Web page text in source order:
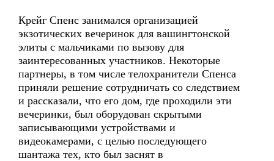
Крейг Спенс занимался организацией
экзотических вечеринок для вашингтонской
элиты с мальчиками по вызову для
заинтересованных участников. Некоторые
партнеры, в том числе телохранители Спенса
приняли решение сотрудничать со следствием
и рассказали, что его дом, где проходили эти
вечеринки, был оборудован скрытыми
записывающими устройствами и
видеокамерами, с целью последующего
шантажа тех, кто был заснят в